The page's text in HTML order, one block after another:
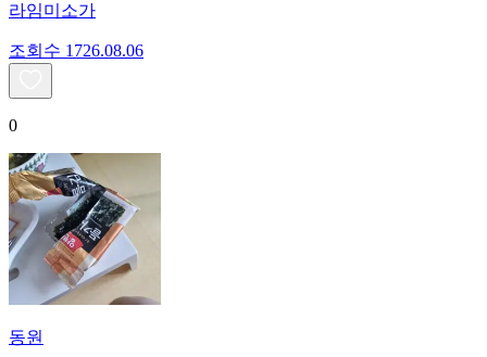
라임미소가
조회수 1726.08.06
0
동원